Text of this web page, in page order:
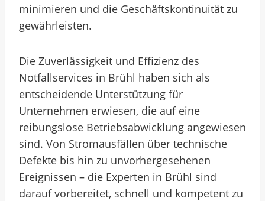
minimieren und die Geschäftskontinuität zu
gewährleisten.
Die Zuverlässigkeit und Effizienz des
Notfallservices in Brühl haben sich als
entscheidende Unterstützung für
Unternehmen erwiesen, die auf eine
reibungslose Betriebsabwicklung angewiesen
sind. Von Stromausfällen über technische
Defekte bis hin zu unvorhergesehenen
Ereignissen – die Experten in Brühl sind
darauf vorbereitet, schnell und kompetent zu